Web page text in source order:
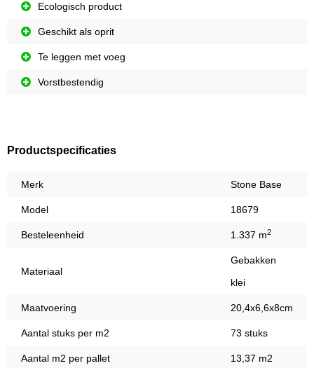
Ecologisch product
Geschikt als oprit
Te leggen met voeg
Vorstbestendig
Productspecificaties
Merk Stone Base
Model 18679
Besteleenheid 1.337 m2
Materiaal
Gebakken
klei
Maatvoering 20,4x6,6x8cm
Aantal stuks per m2 73 stuks
Aantal m2 per pallet 13,37 m2